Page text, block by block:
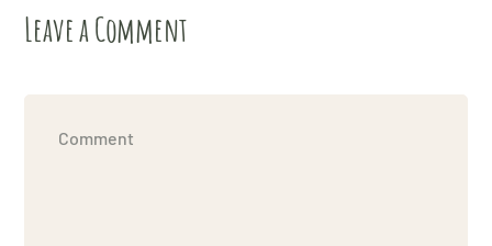
Leave a Comment